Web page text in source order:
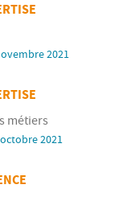
2021
métiers
2021